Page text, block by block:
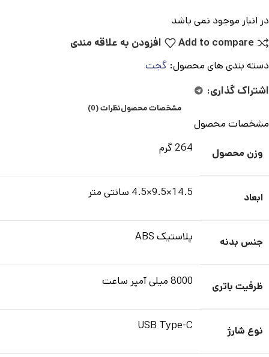
در انبار موجود نمی باشد
Add to compare
افزودن به علاقه مندی
دسته بندی های محصول: گجت
اشتراک گذاری:
مشخصات محصولنظرات (0)
مشخصات محصول
وزن محصول 264 گرم
ابعاد 14.5×9.5×4.5 سانتی متر
جنس بدنه پلاستیک ABS
ظرفیت باتری 8000 میلی آمپر ساعت
نوع شارژ USB Type-C